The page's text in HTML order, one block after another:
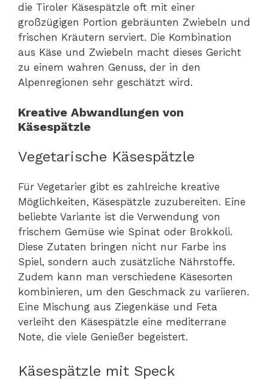
die Tiroler Käsespätzle oft mit einer
großzügigen Portion gebräunten Zwiebeln und
frischen Kräutern serviert. Die Kombination
aus Käse und Zwiebeln macht dieses Gericht
zu einem wahren Genuss, der in den
Alpenregionen sehr geschätzt wird.
Kreative Abwandlungen von
Käsespätzle
Vegetarische Käsespätzle
Für Vegetarier gibt es zahlreiche kreative
Möglichkeiten, Käsespätzle zuzubereiten. Eine
beliebte Variante ist die Verwendung von
frischem Gemüse wie Spinat oder Brokkoli.
Diese Zutaten bringen nicht nur Farbe ins
Spiel, sondern auch zusätzliche Nährstoffe.
Zudem kann man verschiedene Käsesorten
kombinieren, um den Geschmack zu variieren.
Eine Mischung aus Ziegenkäse und Feta
verleiht den Käsespätzle eine mediterrane
Note, die viele Genießer begeistert.
Käsespätzle mit Speck